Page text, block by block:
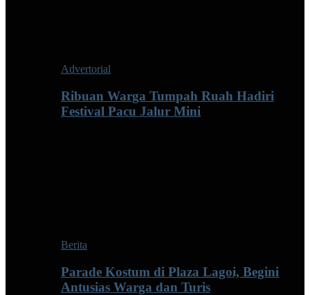
Advertorial
Ribuan Warga Tumpah Ruah Hadiri
Festival Pacu Jalur Mini
Berita
Parade Kostum di Plaza Lagoi, Begini
Antusias Warga dan Turis